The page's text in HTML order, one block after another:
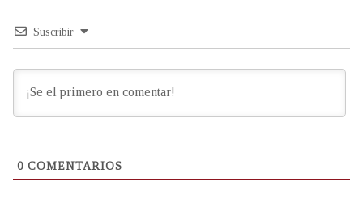
Suscribir
0 COMENTARIOS